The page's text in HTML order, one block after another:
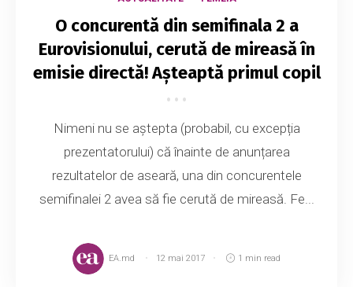
O concurentă din semifinala 2 a
Eurovisionului, cerută de mireasă în
emisie directă! Așteaptă primul copil
Nimeni nu se aștepta (probabil, cu excepția
prezentatorului) că înainte de anunțarea
rezultatelor de aseară, una din concurentele
semifinalei 2 avea să fie cerută de mireasă. Fe...
EA.md 12 mai 2017 1 min read